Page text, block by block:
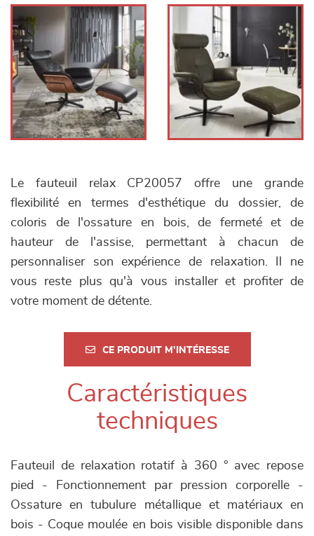
Le fauteuil relax CP20057 offre une grande
flexibilité en termes d'esthétique du dossier, de
coloris de l'ossature en bois, de fermeté et de
hauteur de l'assise, permettant à chacun de
personnaliser son expérience de relaxation. Il ne
vous reste plus qu'à vous installer et profiter de
votre moment de détente.
CE PRODUIT M'INTÉRESSE
Caractéristiques
techniques
Fauteuil de relaxation rotatif à 360 ° avec repose
pied - Fonctionnement par pression corporelle -
Ossature en tubulure métallique et matériaux en
bois - Coque moulée en bois visible disponible dans